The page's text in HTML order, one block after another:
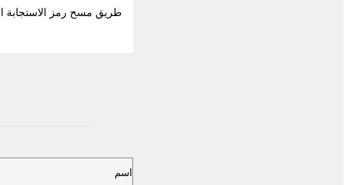
طريق مسح رمز الاستجابة
اسم